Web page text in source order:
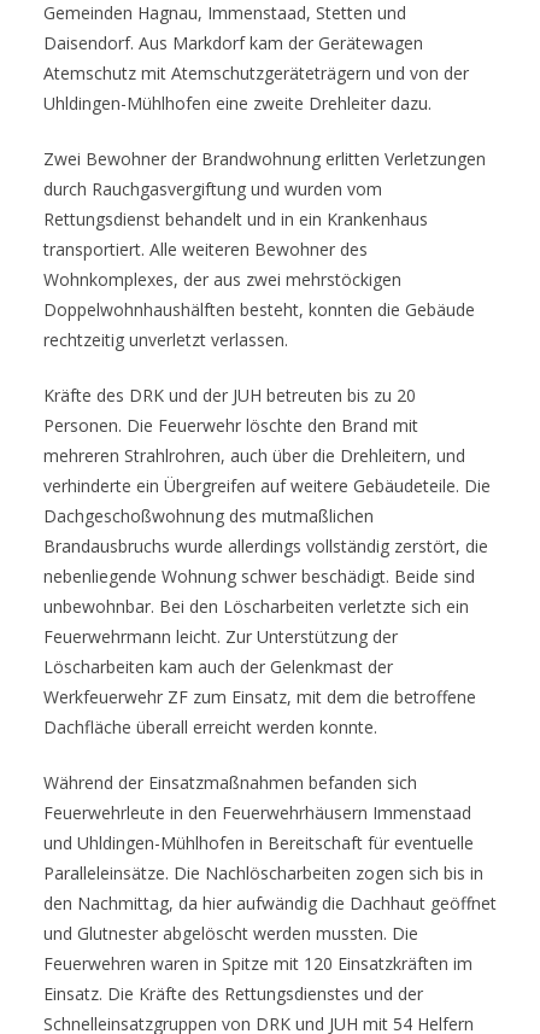
Gemeinden Hagnau, Immenstaad, Stetten und
Daisendorf. Aus Markdorf kam der Gerätewagen
Atemschutz mit Atemschutzgeräteträgern und von der
Uhldingen-Mühlhofen eine zweite Drehleiter dazu.
Zwei Bewohner der Brandwohnung erlitten Verletzungen
durch Rauchgasvergiftung und wurden vom
Rettungsdienst behandelt und in ein Krankenhaus
transportiert. Alle weiteren Bewohner des
Wohnkomplexes, der aus zwei mehrstöckigen
Doppelwohnhaushälften besteht, konnten die Gebäude
rechtzeitig unverletzt verlassen.
Kräfte des DRK und der JUH betreuten bis zu 20
Personen. Die Feuerwehr löschte den Brand mit
mehreren Strahlrohren, auch über die Drehleitern, und
verhinderte ein Übergreifen auf weitere Gebäudeteile. Die
Dachgeschoßwohnung des mutmaßlichen
Brandausbruchs wurde allerdings vollständig zerstört, die
nebenliegende Wohnung schwer beschädigt. Beide sind
unbewohnbar. Bei den Löscharbeiten verletzte sich ein
Feuerwehrmann leicht. Zur Unterstützung der
Löscharbeiten kam auch der Gelenkmast der
Werkfeuerwehr ZF zum Einsatz, mit dem die betroffene
Dachfläche überall erreicht werden konnte.
Während der Einsatzmaßnahmen befanden sich
Feuerwehrleute in den Feuerwehrhäusern Immenstaad
und Uhldingen-Mühlhofen in Bereitschaft für eventuelle
Paralleleinsätze. Die Nachlöscharbeiten zogen sich bis in
den Nachmittag, da hier aufwändig die Dachhaut geöffnet
und Glutnester abgelöscht werden mussten. Die
Feuerwehren waren in Spitze mit 120 Einsatzkräften im
Einsatz. Die Kräfte des Rettungsdienstes und der
Schnelleinsatzgruppen von DRK und JUH mit 54 Helfern